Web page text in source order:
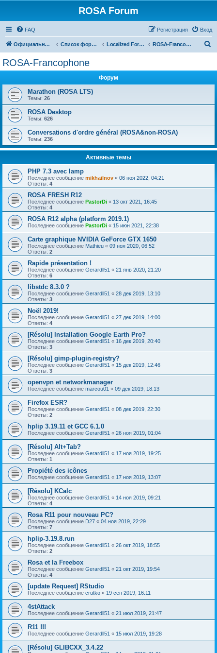
ROSA Forum
FAQ Вход
Регистрация
Официальный сайт Список форумов Localized Forums ROSA-Francophone
ROSA-Francophone
Форум
Marathon (ROSA LTS)
Темы: 26
ROSA Desktop
Темы: 626
Conversations d'ordre général (ROSA&non-ROSA)
Темы: 236
Активные темы
PHP 7.3 avec lamp
Последнее сообщение mikhailnov « 06 ноя 2022, 04:21
Ответы: 4
ROSA FRESH R12
Последнее сообщение PastorDi « 13 окт 2021, 16:45
Ответы: 4
ROSA R12 alpha (platform 2019.1)
Последнее сообщение PastorDi « 15 июн 2021, 22:38
Carte graphique NVIDIA GeForce GTX 1650
Последнее сообщение Mathieu « 09 ноя 2020, 06:52
Ответы: 2
Rapide présentation !
Последнее сообщение Gerardll51 « 21 янв 2020, 21:20
Ответы: 6
libstdc 8.3.0 ?
Последнее сообщение Gerardll51 « 28 дек 2019, 13:10
Ответы: 3
Noël 2019!
Последнее сообщение Gerardll51 « 27 дек 2019, 14:00
Ответы: 4
[Résolu] Installation Google Earth Pro?
Последнее сообщение Gerardll51 « 16 дек 2019, 20:40
Ответы: 3
[Résolu] gimp-plugin-registry?
Последнее сообщение Gerardll51 « 15 дек 2019, 12:46
Ответы: 3
openvpn et networkmanager
Последнее сообщение marcou01 « 09 дек 2019, 18:13
Firefox ESR?
Последнее сообщение Gerardll51 « 08 дек 2019, 22:30
Ответы: 2
hplip 3.19.11 et GCC 6.1.0
Последнее сообщение Gerardll51 « 26 ноя 2019, 01:04
[Résolu] Alt+Tab?
Последнее сообщение Gerardll51 « 17 ноя 2019, 19:25
Ответы: 1
Propiété des icônes
Последнее сообщение Gerardll51 « 17 ноя 2019, 13:07
[Résolu] KCalc
Последнее сообщение Gerardll51 « 14 ноя 2019, 09:21
Ответы: 4
Rosa R11 pour nouveau PC?
Последнее сообщение D27 « 04 ноя 2019, 22:29
Ответы: 7
hplip-3.19.8.run
Последнее сообщение Gerardll51 « 26 окт 2019, 18:55
Ответы: 2
Rosa et la Freebox
Последнее сообщение Gerardll51 « 21 окт 2019, 19:54
Ответы: 4
[update Request] RStudio
Последнее сообщение crutko « 19 сен 2019, 16:11
4stAttack
Последнее сообщение Gerardll51 « 21 июл 2019, 21:47
R11 !!!
Последнее сообщение Gerardll51 « 15 июл 2019, 19:28
[Résolu] GLIBCXX_3.4.22